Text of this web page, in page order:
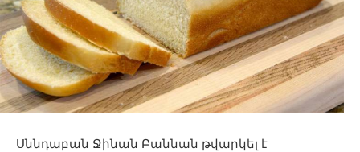
Սննդաբան Ջինան Բաննան թվարկել է